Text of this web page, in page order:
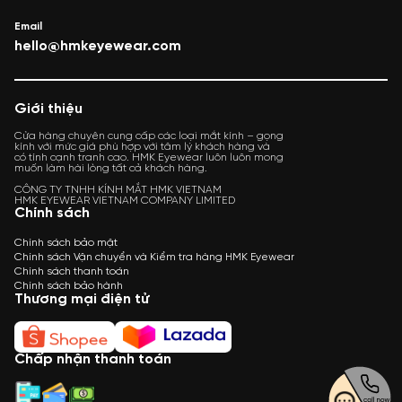
#gongkinh #hmk #hmkeyewear #matkinhhmk #kinh #kinhcan
#gongkinhnhua #gongnhua #kinhmat #matkinh #trongkinh
#kinhthoitrang #kinhmatnu
Email
hello@hmkeyewear.com
Giới thiệu
Cửa hàng chuyên cung cấp các loại mắt kính – gọng
kính với mức giá phù hợp với tâm lý khách hàng và
có tính cạnh tranh cao. HMK Eyewear luôn luôn mong
muốn làm hài lòng tất cả khách hàng.
CÔNG TY TNHH KÍNH MẮT HMK VIETNAM
HMK EYEWEAR VIETNAM COMPANY LIMITED
Chính sách
Chính sách bảo mật
Chính sách Vận chuyển và Kiểm tra hàng HMK Eyewear
Chính sách thanh toán
Chính sách bảo hành
Thương mại điện tử
Chấp nhận thanh toán